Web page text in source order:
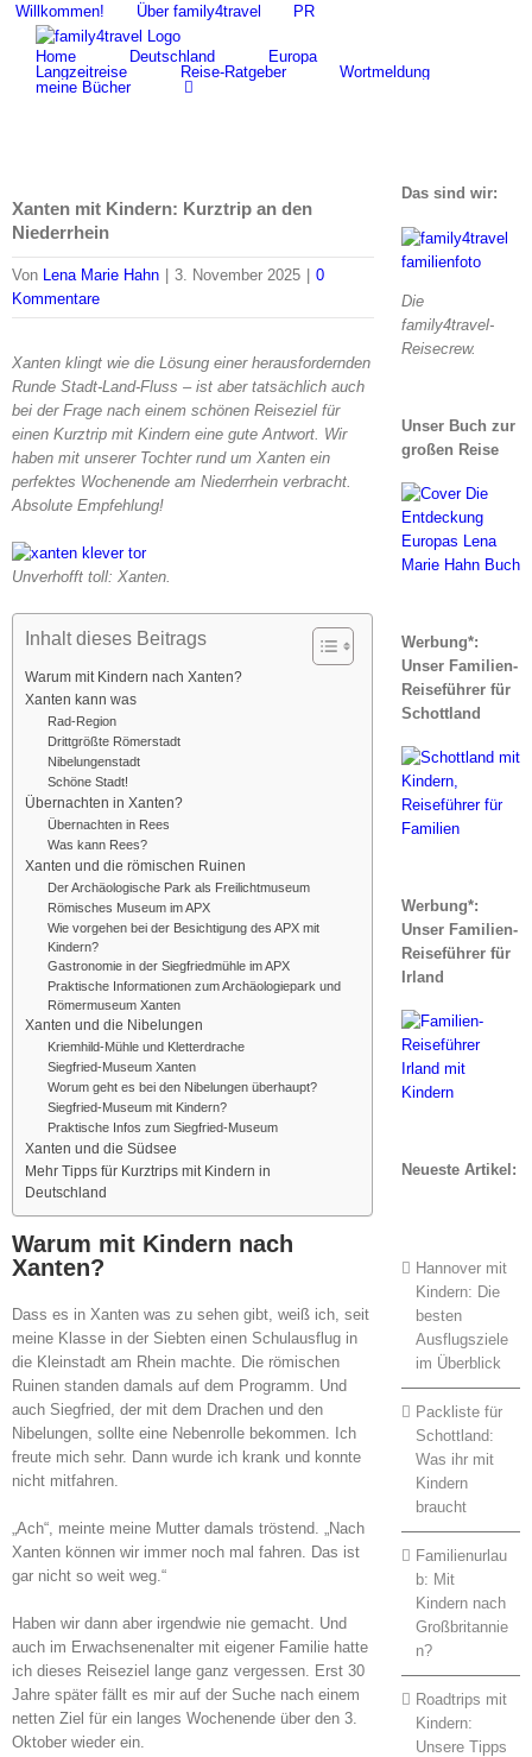
Zum
springen
Willkommen! Über family4travel PR
Suche
nach:
Home Deutschland
Europa
Langzeitreise
Reise-Ratgeber
Wortmeldung
meine Bücher
Xanten mit Kindern: Kurztrip an den
Niederrhein
Von Lena Marie Hahn 3. November 2025
0
Kommentare
Xanten klingt wie die Lösung einer herausfordernden
Runde Stadt-Land-Fluss – ist aber tatsächlich auch
bei der Frage nach einem schönen Reiseziel für
einen Kurztrip mit Kindern eine gute Antwort. Wir
haben mit unserer Tochter rund um Xanten ein
perfektes Wochenende am Niederrhein verbracht.
Absolute Empfehlung!
Unverhofft toll: Xanten.
Inhalt dieses Beitrags
Warum mit Kindern nach Xanten?
Xanten kann was
Rad-Region
Drittgrößte Römerstadt
Nibelungenstadt
Schöne Stadt!
Übernachten in Xanten?
Übernachten in Rees
Was kann Rees?
Xanten und die römischen Ruinen
Der Archäologische Park als Freilichtmuseum
Römisches Museum im APX
Wie vorgehen bei der Besichtigung des APX mit
Kindern?
Gastronomie in der Siegfriedmühle im APX
Praktische Informationen zum Archäologiepark und
Römermuseum Xanten
Xanten und die Nibelungen
Kriemhild-Mühle und Kletterdrache
Siegfried-Museum Xanten
Worum geht es bei den Nibelungen überhaupt?
Siegfried-Museum mit Kindern?
Praktische Infos zum Siegfried-Museum
Xanten und die Südsee
Mehr Tipps für Kurztrips mit Kindern in
Deutschland
Warum mit Kindern nach
Xanten?
Dass es in Xanten was zu sehen gibt, weiß ich, seit
meine Klasse in der Siebten einen Schulausflug in
die Kleinstadt am Rhein machte. Die römischen
Ruinen standen damals auf dem Programm. Und
auch Siegfried, der mit dem Drachen und den
Nibelungen, sollte eine Nebenrolle bekommen. Ich
freute mich sehr. Dann wurde ich krank und konnte
nicht mitfahren.
„Ach“, meinte meine Mutter damals tröstend. „Nach
Xanten können wir immer noch mal fahren. Das ist
gar nicht so weit weg.“
Haben wir dann aber irgendwie nie gemacht. Und
auch im Erwachsenenalter mit eigener Familie hatte
ich dieses Reiseziel lange ganz vergessen. Erst 30
Jahre später fällt es mir auf der Suche nach einem
netten Ziel für ein langes Wochenende über den 3.
Oktober wieder ein.
Das sind wir:
Die
family4travel-
Reisecrew.
Unser Buch zur
großen Reise
Werbung*:
Unser Familien-
Reiseführer für
Schottland
Werbung*:
Unser Familien-
Reiseführer für
Irland
Neueste Artikel:
Hannover mit
Kindern: Die
besten
Ausflugsziele
im Überblick
Packliste für
Schottland:
Was ihr mit
Kindern
braucht
Familienurlau
b: Mit
Kindern nach
Großbritannie
n?
Roadtrips mit
Kindern:
Unsere Tipps